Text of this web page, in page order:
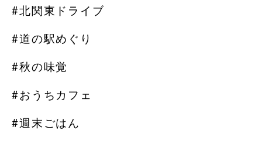
#北関東ドライブ
#道の駅めぐり
#秋の味覚
#おうちカフェ
#週末ごはん